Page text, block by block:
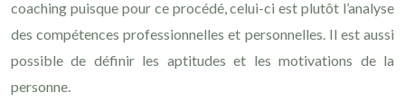
coaching puisque pour ce procédé, celui-ci est plutôt l’analyse
des compétences professionnelles et personnelles. Il est aussi
possible de définir les aptitudes et les motivations de la
personne.